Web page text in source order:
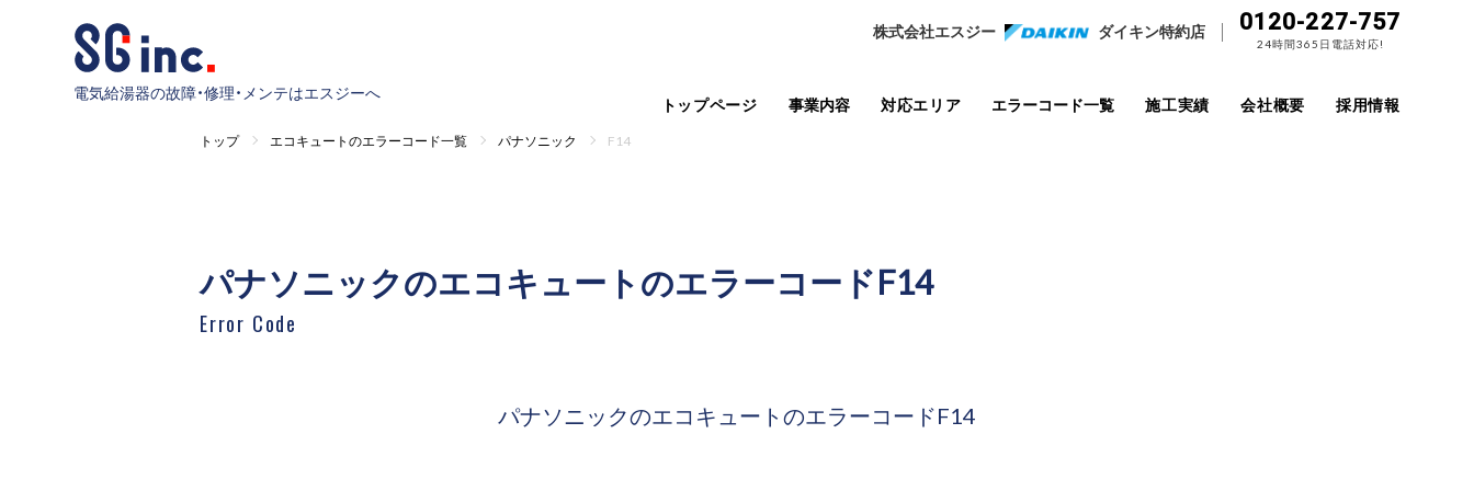
電気給湯器の故障・修理・メンテはエスジーへ
株式会社エスジー ダイキン特約店 0120-227-757
24時間365日電話対応!
トップページ 事業内容 対応エリア エラーコード一覧 施工実績 会社概要 採用情報
トップ エコキュートのエラーコード一覧 パナソニック F14
パナソニックのエコキュートのエラーコードF14
Error Code
パナソニックのエコキュートのエラーコードF14